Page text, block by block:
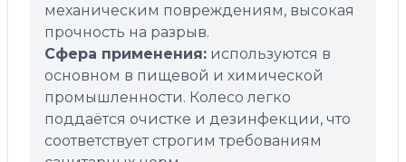
механическим повреждениям, высокая
прочность на разрыв.
Сфера применения: используются в
основном в пищевой и химической
промышленности. Колесо легко
поддаётся очистке и дезинфекции, что
соответствует строгим требованиям